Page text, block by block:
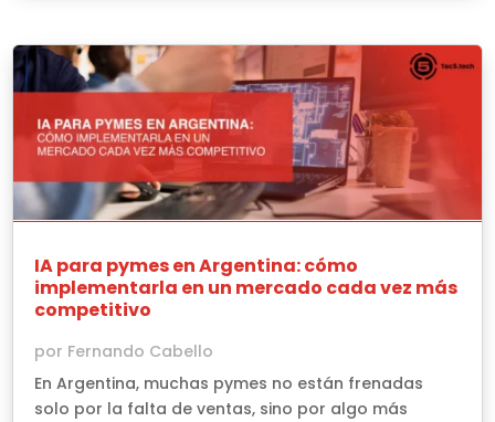
IA para pymes en Argentina: cómo
implementarla en un mercado cada vez más
competitivo
por Fernando Cabello
En Argentina, muchas pymes no están frenadas
solo por la falta de ventas, sino por algo más